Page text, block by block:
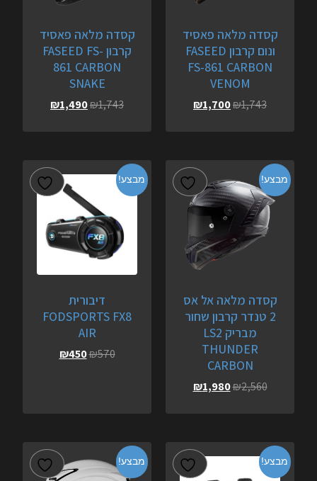
קסדה מלאה פאסיד
ונום קרבון FASEED
FS-861 CARBON
VENOM
₪1,743
₪1,700
קסדה מלאה פאסיד
קרבון FASEED FS-
861 CARBON
SNAKE
₪1,743
₪1,490
מבצע!
קסדה מלאה אל אס
2 טנדר קרבון שחור
מבריק LS2
THUNDER
CARBON
₪2,560
₪1,980
מבצע!
דיבורית
FODSPORTS FX8
AIR
₪570
₪450
מבצע! מבצע!